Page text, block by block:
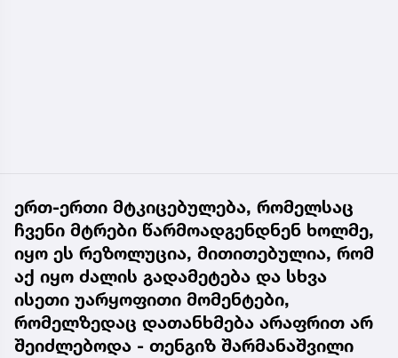
ერთ-ერთი მტკიცებულება, რომელსაც
ჩვენი მტრები წარმოადგენდნენ ხოლმე,
იყო ეს რეზოლუცია, მითითებულია, რომ
აქ იყო ძალის გადამეტება და სხვა
ისეთი უარყოფითი მომენტები,
რომელზედაც დათანხმება არაფრით არ
შეიძლებოდა - თენგიზ შარმანაშვილი